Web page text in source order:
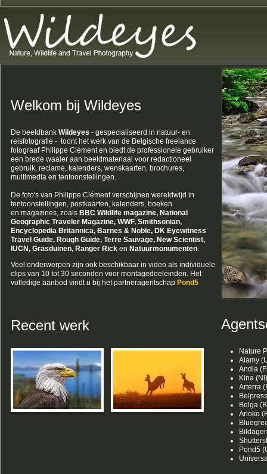
Welkom bij Wildeyes
De beeldbank Wildeyes - gespecialiseerd in natuur- en
reisfotografie - toont het werk van de Belgische freelance
fotograaf Philippe Clément en biedt de professionele gebruiker
een brede waaier aan beeldmateriaal voor redactioneel
gebruik, reclame, kalenders, wenskaarten, brochures,
multimedia en tentoonstellingen.
De foto's van Philippe Clément verschijnen wereldwijd in
tentoonstellingen, postkaarten, kalenders, boeken
en magazines, zoals BBC Wildlife magazine, National
Geographic Traveler Magazine, WWF, Smithsonian,
Encyclopedia Britannica, Barnes & Noble, DK Eyewitness
Travel Guide, Rough Guide, Terre Sauvage, New Scientist,
IUCN, Grasduinen, Ranger Rick en Natuurmonumenten.
Veel onderwerpen zijn ook beschikbaar in video als individuele
clips van 10 tot 30 seconden voor montagedoeleinden. Het
volledige aanbod vindt u bij het partneragentschap Pond5
Recent werk
Nature
Alamy
Andia
Kina (Nl)
Arterra
Belga
Arioko
Pond5